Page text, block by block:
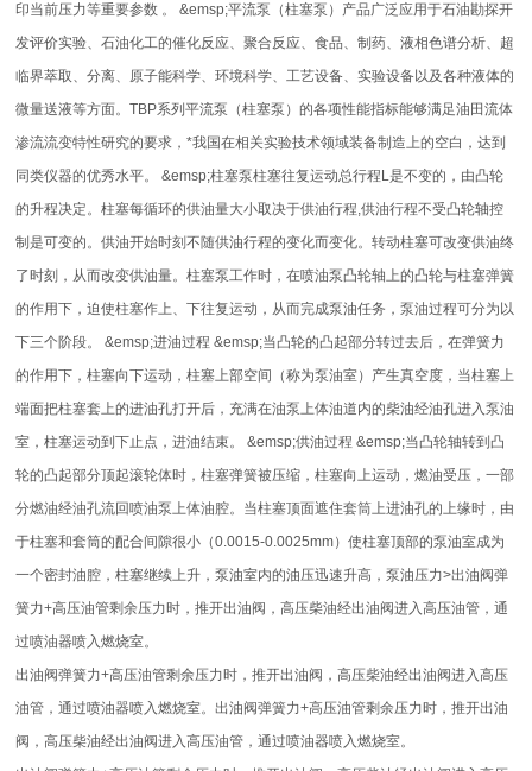
印当前压力等重要参数 。 &emsp;平流泵（柱塞泵）产品广泛应用于石油勘探开
发评价实验、石油化工的催化反应、聚合反应、食品、制药、液相色谱分析、超
临界萃取、分离、原子能科学、环境科学、工艺设备、实验设备以及各种液体的
微量送液等方面。TBP系列平流泵（柱塞泵）的各项性能指标能够满足油田流体
渗流流变特性研究的要求，*我国在相关实验技术领域装备制造上的空白，达到
同类仪器的优秀水平。 &emsp;柱塞泵柱塞往复运动总行程L是不变的，由凸轮
的升程决定。柱塞每循环的供油量大小取决于供油行程,供油行程不受凸轮轴控
制是可变的。供油开始时刻不随供油行程的变化而变化。转动柱塞可改变供油终
了时刻，从而改变供油量。柱塞泵工作时，在喷油泵凸轮轴上的凸轮与柱塞弹簧
的作用下，迫使柱塞作上、下往复运动，从而完成泵油任务，泵油过程可分为以
下三个阶段。 &emsp;进油过程 &emsp;当凸轮的凸起部分转过去后，在弹簧力
的作用下，柱塞向下运动，柱塞上部空间（称为泵油室）产生真空度，当柱塞上
端面把柱塞套上的进油孔打开后，充满在油泵上体油道内的柴油经油孔进入泵油
室，柱塞运动到下止点，进油结束。 &emsp;供油过程 &emsp;当凸轮轴转到凸
轮的凸起部分顶起滚轮体时，柱塞弹簧被压缩，柱塞向上运动，燃油受压，一部
分燃油经油孔流回喷油泵上体油腔。当柱塞顶面遮住套筒上进油孔的上缘时，由
于柱塞和套筒的配合间隙很小（0.0015-0.0025mm）使柱塞顶部的泵油室成为
一个密封油腔，柱塞继续上升，泵油室内的油压迅速升高，泵油压力>出油阀弹
簧力+高压油管剩余压力时，推开出油阀，高压柴油经出油阀进入高压油管，通
过喷油器喷入燃烧室。
出油阀弹簧力+高压油管剩余压力时，推开出油阀，高压柴油经出油阀进入高压
油管，通过喷油器喷入燃烧室。出油阀弹簧力+高压油管剩余压力时，推开出油
阀，高压柴油经出油阀进入高压油管，通过喷油器喷入燃烧室。